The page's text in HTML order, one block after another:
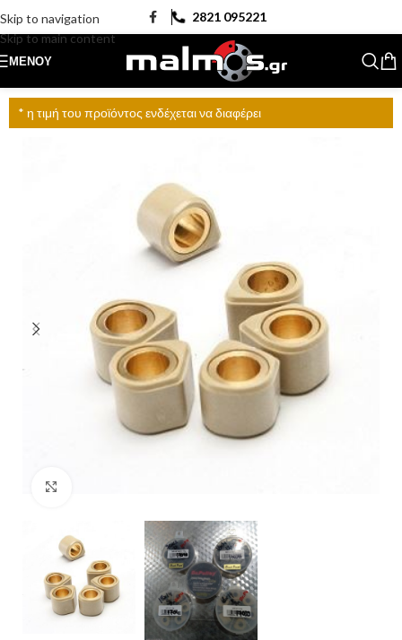
Skip to navigation
Skip to main content
2821 095221
ΜΕΝΟΎ
* η τιμή του προϊόντος ενδέχεται να διαφέρει